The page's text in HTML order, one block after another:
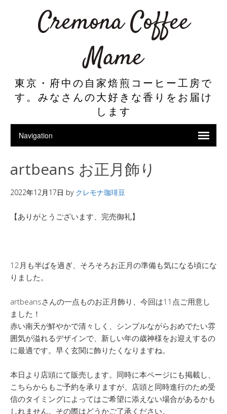
Cremona Coffee
Mame
東京・府中の自家焙煎コーヒー工房で
す。みなさんの大好きな香りをお届け
します
artbeans お正月飾り
2022年12月17日 by クレモナ珈琲豆
【ありがとうございます、完売御礼】
12月も半ばを過ぎ、そろそろお正月の準備も気になる頃にな
りました。
artbeansさんの一点ものお正月飾り、今回は11点ご用意し
ました！
赤い南天が鮮やかで清々しく、シンプルながらおめでたい雰
囲気が溢れるデザインで、新しい年の歳神様をお迎えするの
に最適です。早く玄関に飾りたくなりますね。
本日より店頭にて販売します。同時に本ページにも掲載し、
こちらからもご予約を承りますが、店頭と同時進行のため受
信のタイミングによってはご希望に添えない場合があるかも
しれません。その際はどうかご了承ください。